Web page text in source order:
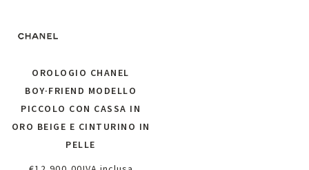
OROLOGIO CHANEL
BOY·FRIEND MODELLO
PICCOLO CON CASSA IN
ORO BEIGE E CINTURINO IN
PELLE